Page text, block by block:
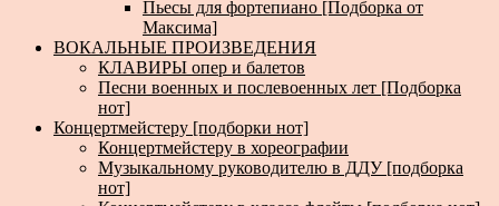
Пьесы для фортепиано [Подборка от
Максима]
ВОКАЛЬНЫЕ ПРОИЗВЕДЕНИЯ
КЛАВИРЫ опер и балетов
Песни военных и послевоенных лет [Подборка
нот]
Концертмейстеру [подборки нот]
Концертмейстеру в хореографии
Музыкальному руководителю в ДДУ [подборка
нот]